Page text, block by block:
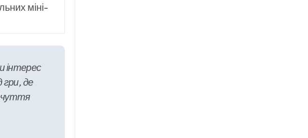
міні-
інтерес
гри, де